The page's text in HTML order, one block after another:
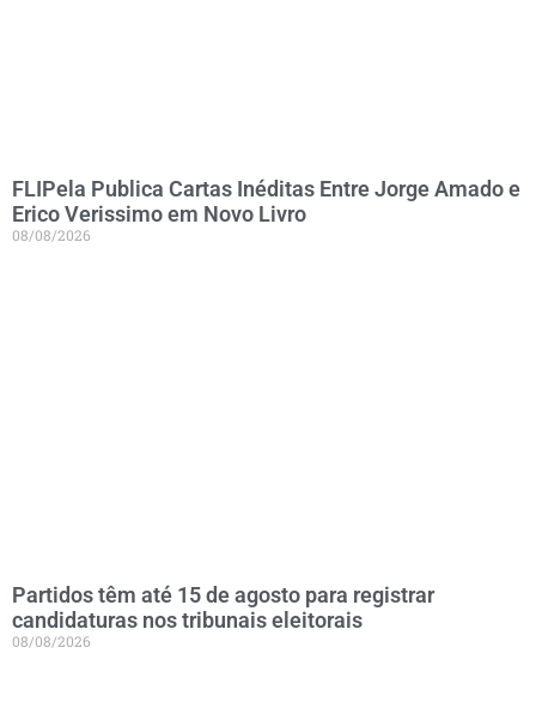
FLIPela Publica Cartas Inéditas Entre Jorge Amado e
Erico Verissimo em Novo Livro
08/08/2026
Partidos têm até 15 de agosto para registrar
candidaturas nos tribunais eleitorais
08/08/2026